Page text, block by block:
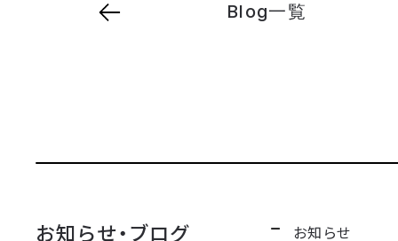
Blog一覧
お知らせ・ブログ お知らせ